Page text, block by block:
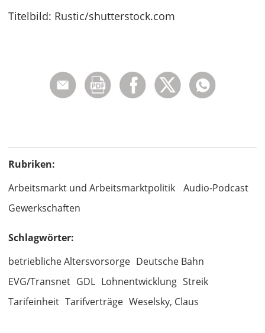
Titelbild: Rustic/shutterstock.com
Rubriken:
Arbeitsmarkt und Arbeitsmarktpolitik
Audio-Podcast
Gewerkschaften
Schlagwörter:
betriebliche Altersvorsorge Deutsche Bahn
EVG/Transnet GDL Lohnentwicklung Streik
Tarifeinheit Tarifverträge Weselsky, Claus